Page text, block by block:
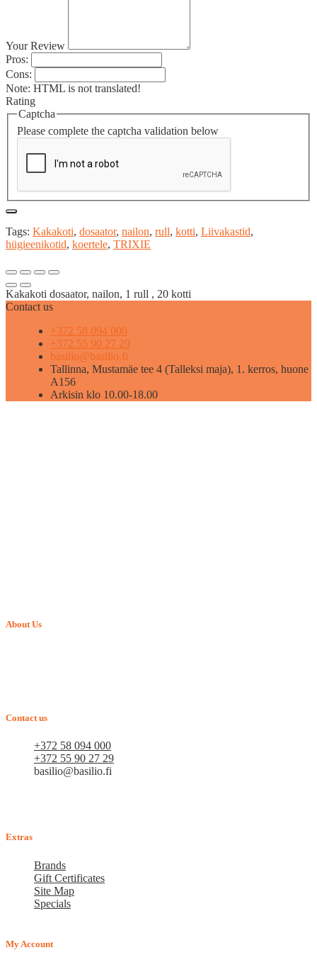
Your Review
Pros:
Cons:
Note: HTML is not translated!
Rating
Captcha
Please complete the captcha validation below
Tags: Kakakoti, dosaator, nailon, rull, kotti, Liivakastid,
hügieenikotid, koertele, TRIXIE
Kakakoti dosaator, nailon, 1 rull , 20 kotti
Contact us
+372 58 094 000
+372 55 90 27 29
basilio@basilio.fi
Tallinna, Mustamäe tee 4 (Talleksi maja), 1. kerros, huone
A156
Arkisin klo 10.00-18.00
About Us
Contact us
+372 58 094 000
+372 55 90 27 29
basilio@basilio.fi
Extras
Brands
Gift Certificates
Site Map
Specials
My Account